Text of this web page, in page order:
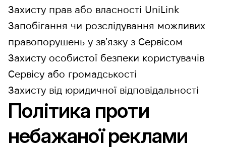
Захисту прав або власності UniLink
Запобігання чи розслідування можливих
правопорушень у звʼязку з Сервісом
Захисту особистої безпеки користувачів
Сервісу або громадськості
Захисту від юридичної відповідальності
Політика проти
небажаної реклами